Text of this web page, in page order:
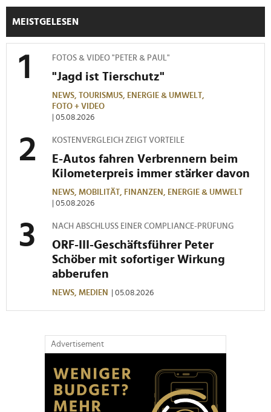
MEISTGELESEN
FOTOS & VIDEO "PETER & PAUL"
"Jagd ist Tierschutz"
NEWS, TOURISMUS,
ENERGIE & UMWELT,
FOTO + VIDEO
| 05.08.2026
KOSTENVERGLEICH ZEIGT VORTEILE
E-Autos fahren Verbrennern beim
Kilometerpreis immer stärker davon
NEWS, MOBILITÄT, FINANZEN,
ENERGIE & UMWELT
| 05.08.2026
NACH ABSCHLUSS EINER COMPLIANCE-PRÜFUNG
ORF-III-Geschäftsführer Peter
Schöber mit sofortiger Wirkung
abberufen
NEWS, MEDIEN | 05.08.2026
Advertisement